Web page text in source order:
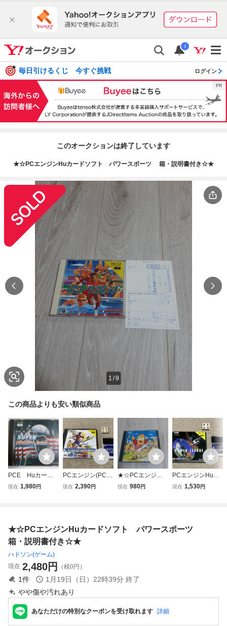
i
毎日引けるくじ 今すぐ挑戦 ログイン
このオークションは終了しています
★☆PCエンジンHuカードソフト パワースポーツ 箱・説明書付き☆★
1 /9
この商品よりも安い類似商品
PCE Huカー
ド スーパーバレ
現在 1,980円
PCエンジン(PCE)
「パワーイレブ
現在 2,390円
★☆PCエンジンH
uカードソフト
現在 980円
PCエンジンHuカ
ード(PCE)「パワ
現在 1,530円
★☆PCエンジンHuカードソフト パワースポーツ
箱・説明書付き☆★
ハドソン(ゲーム)
現在 2,480円 （税0円）
1件 1月19日（日）22時39分 終了
やや傷や汚れあり
あなただけの特別なクーポンを受け取れます 詳細